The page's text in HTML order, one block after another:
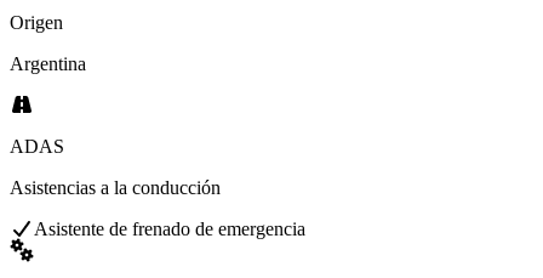
Origen
Argentina
ADAS
Asistencias a la conducción
Asistente de frenado de emergencia